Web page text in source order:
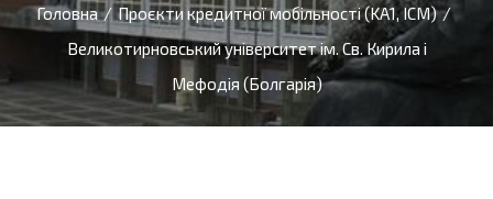
Головна / Проєкти кредитної мобільності (KA1, ICM) /
Великотирновський університет ім. Св. Кирила і
Мефодія (Болгарія)